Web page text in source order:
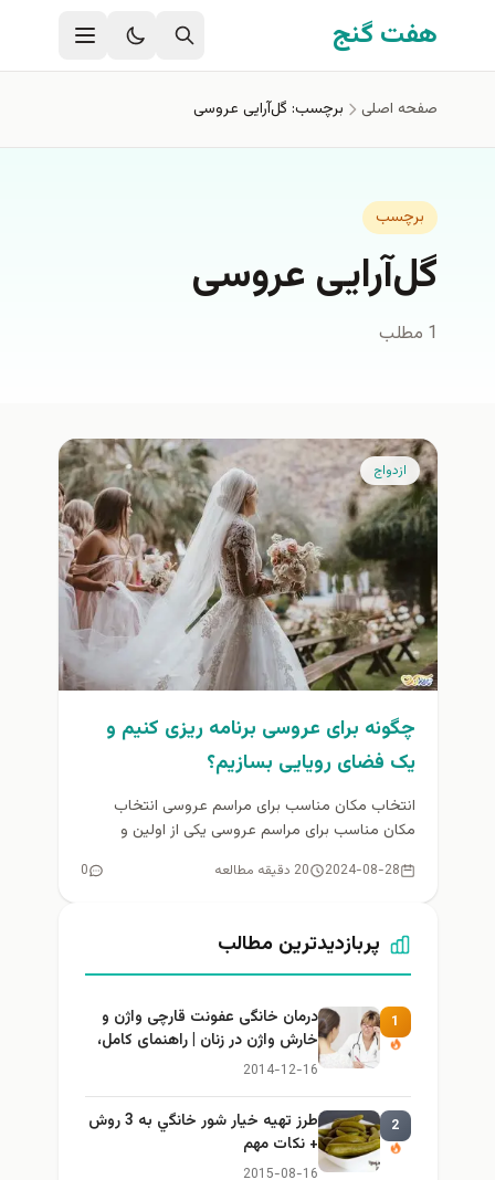
رفتن به محتوای اصلی
هفت گنج
صفحه اصلی برچسب: گل‌آرایی عروسی
برچسب
گل‌آرایی عروسی
1 مطلب
ازدواج
چگونه برای عروسی برنامه ریزی کنیم و
یک فضای رویایی بسازیم؟
انتخاب مکان مناسب برای مراسم عروسی انتخاب
مکان مناسب برای مراسم عروسی یکی از اولین و
2024-08-28 20 دقیقه مطالعه 0
پربازدیدترین مطالب
1
درمان خانگی عفونت قارچی واژن و
خارش واژن در زنان | راهنمای کامل،
ایمن و کاربردی
2014-12-16
2
طرز تهيه خیار شور خانگي به 3 روش
+ نكات مهم
2015-08-16